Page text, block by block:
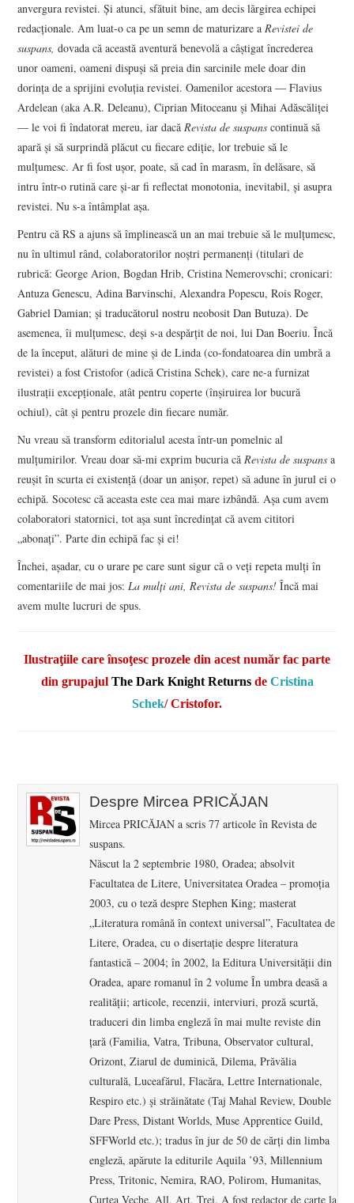
anvergura revistei. Și atunci, sfătuit bine, am decis lărgirea echipei
redacționale. Am luat-o ca pe un semn de maturizare aRevistei de
suspans,dovada că această aventură benevolă a câștigat încrederea
unor oameni, oameni dispuși să preia din sarcinile mele doar din
dorința de a sprijini evoluția revistei. Oamenilor acestora ― Flavius
Ardelean (aka A.R. Deleanu), Ciprian Mitoceanu și Mihai Adăscăliței
― le voi fi îndatorat mereu, iar dacăRevista de suspans continuă să
apară și să surprindă plăcut cu fiecare ediție, lor trebuie să le
mulțumesc. Ar fi fost ușor, poate, să cad în marasm, în delăsare, să
intru într-o rutină care și-ar fi reflectat monotonia, inevitabil, și asupra
revistei. Nu s-a întâmplat așa.
Pentru că RS a ajuns să împlinească un an mai trebuie să le mulțumesc,
nu în ultimul rând, colaboratorilor noștri permanenți (titulari de
rubrică: George Arion, Bogdan Hrib, Cristina Nemerovschi; cronicari:
Antuza Genescu, Adina Barvinschi, Alexandra Popescu, Rois Roger,
Gabriel Damian; și traducătorul nostru neobosit Dan Butuza). De
asemenea, îi mulțumesc, deși s-a despărțit de noi, lui Dan Boeriu. Încă
de la început, alături de mine și de Linda (co-fondatoarea din umbră a
revistei) a fost Cristofor (adică Cristina Schek), care ne-a furnizat
ilustrații excepționale, atât pentru coperte (înșiruirea lor bucură
ochiul), cât și pentru prozele din fiecare număr.
Nu vreau să transform editorialul acesta într-un pomelnic al
mulțumirilor. Vreau doar să-mi exprim bucuria căRevista de suspans a
reușit în scurta ei existență (doar un anișor, repet) să adune în jurul ei o
echipă. Socotesc că aceasta este cea mai mare izbândă. Așa cum avem
colaboratori statornici, tot așa sunt încredințat că avem cititori
„abonați”. Parte din echipă fac și ei!
Închei, așadar, cu o urare pe care sunt sigur că o veți repeta mulți în
comentariile de mai jos:La mulți ani, Revista de suspans! Încă mai
avem multe lucruri de spus.
Ilustraţiile care însoţesc prozele din acest număr fac parte
din grupajul The Dark Knight Returnsde Cristina
Schek/Cristofor.
Despre Mircea PRICĂJAN
Mircea PRICĂJAN a scris 77 articole în Revista de
suspans.
Născut la 2 septembrie 1980, Oradea; absolvit
Facultatea de Litere, Universitatea Oradea – promoţia
2003, cu o teză despre Stephen King; masterat
„Literatura română în context universal”, Facultatea de
Litere, Oradea, cu o disertaţie despre literatura
fantastică – 2004; în 2002, la Editura Universităţii din
Oradea, apare romanul în 2 volume În umbra deasă a
realităţii; articole, recenzii, interviuri, proză scurtă,
traduceri din limba engleză în mai multe reviste din
ţară (Familia, Vatra, Tribuna, Observator cultural,
Orizont, Ziarul de duminică, Dilema, Prăvălia
culturală, Luceafărul, Flacăra, Lettre Internationale,
Respiro etc.) şi străinătate (Taj Mahal Review, Double
Dare Press, Distant Worlds, Muse Apprentice Guild,
SFFWorld etc.); tradus în jur de 50 de cărţi din limba
engleză, apărute la editurile Aquila ’93, Millennium
Press, Tritonic, Nemira, RAO, Polirom, Humanitas,
Curtea Veche, All, Art, Trei. A fost redactor de carte la